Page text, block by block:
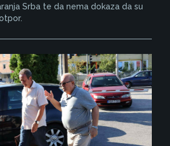
Srba te da nema dokaza da su